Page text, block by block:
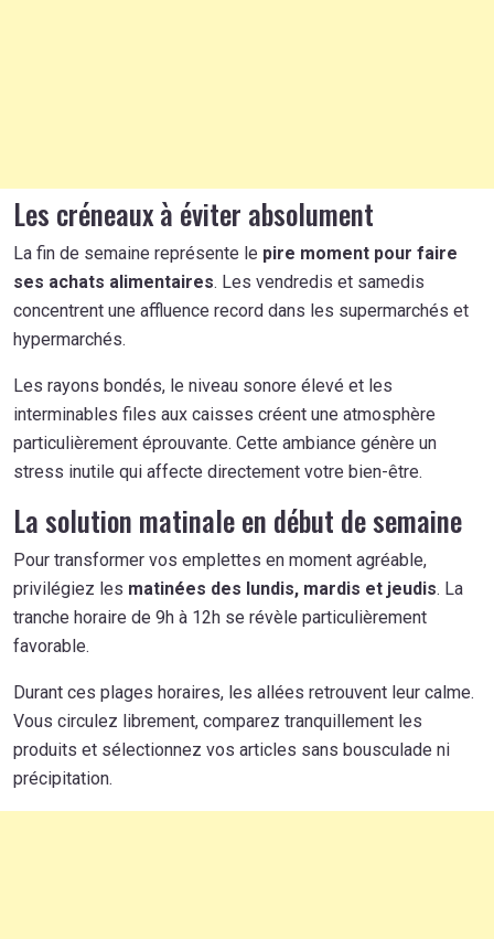
Les créneaux à éviter absolument
La fin de semaine représente le pire moment pour faire
ses achats alimentaires. Les vendredis et samedis
concentrent une affluence record dans les supermarchés et
hypermarchés.
Les rayons bondés, le niveau sonore élevé et les
interminables files aux caisses créent une atmosphère
particulièrement éprouvante. Cette ambiance génère un
stress inutile qui affecte directement votre bien-être.
La solution matinale en début de semaine
Pour transformer vos emplettes en moment agréable,
privilégiez les matinées des lundis, mardis et jeudis. La
tranche horaire de 9h à 12h se révèle particulièrement
favorable.
Durant ces plages horaires, les allées retrouvent leur calme.
Vous circulez librement, comparez tranquillement les
produits et sélectionnez vos articles sans bousculade ni
précipitation.